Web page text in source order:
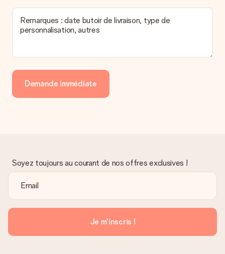
Remarques : date butoir de livraison, type de
personnalisation, autres
Demande immédiate
Soyez toujours au courant de nos offres exclusives !
Je m'inscris !